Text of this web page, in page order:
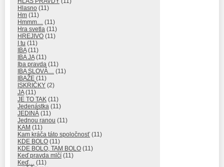
Hlasno (11)
Hm (11)
Hmmm… (11)
Hra svetla (11)
HREJIVO (11)
I tu (11)
IBA(11)
IBA JA(11)
Iba pravda (11)
IBA SLOVÁ… (11)
IBAŽE (11)
ISKRIČKY (2)
JA(11)
JE TO TAK (11)
Jedenástka (11)
JEDINÁ (11)
Jednou ranou (11)
KAM (11)
Kam kráča táto spoločnosť (11)
KDE BOLO (11)
KDE BOLO, TAM BOLO (11)
Keď pravda mlčí (11)
Keď… (11)